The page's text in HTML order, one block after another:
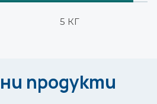
5 КГ
продукти